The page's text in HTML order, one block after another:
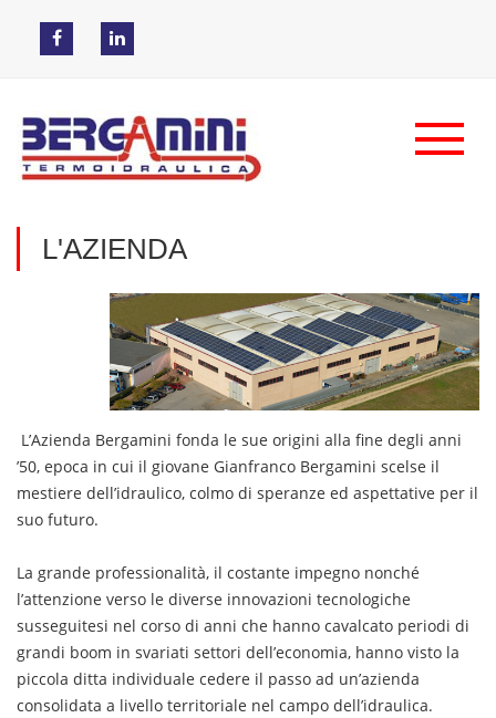
L'AZIENDA
L’Azienda Bergamini fonda le sue origini alla fine degli anni
’50, epoca in cui il giovane Gianfranco Bergamini scelse il
mestiere dell’idraulico, colmo di speranze ed aspettative per il
suo futuro.
La grande professionalità, il costante impegno nonché
l’attenzione verso le diverse innovazioni tecnologiche
susseguitesi nel corso di anni che hanno cavalcato periodi di
grandi boom in svariati settori dell’economia, hanno visto la
piccola ditta individuale cedere il passo ad un’azienda
consolidata a livello territoriale nel campo dell’idraulica.